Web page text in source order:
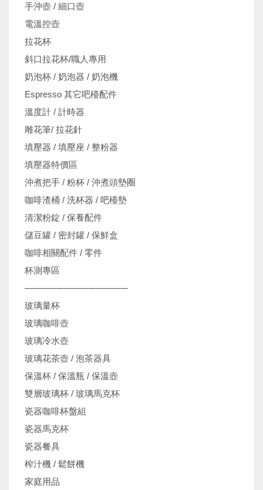
手沖壺 / 細口壺
電溫控壺
拉花杯
斜口拉花杯/職人專用
奶泡杯 / 奶泡器 / 奶泡機
Espresso 其它吧檯配件
溫度計 / 計時器
雕花筆/ 拉花針
填壓器 / 填壓座 / 整粉器
填壓器特價區
沖煮把手 / 粉杯 / 沖煮頭墊圈
咖啡渣桶 / 洗杯器 / 吧檯墊
清潔粉錠 / 保養配件
儲豆罐 / 密封罐 / 保鮮盒
咖啡相關配件 / 零件
杯測專區
────────────────
玻璃量杯
玻璃咖啡壺
玻璃冷水壺
玻璃花茶壺 / 泡茶器具
保溫杯 / 保溫瓶 / 保溫壺
雙層玻璃杯 / 玻璃馬克杯
瓷器咖啡杯盤組
瓷器馬克杯
瓷器餐具
榨汁機 / 鬆餅機
家庭用品